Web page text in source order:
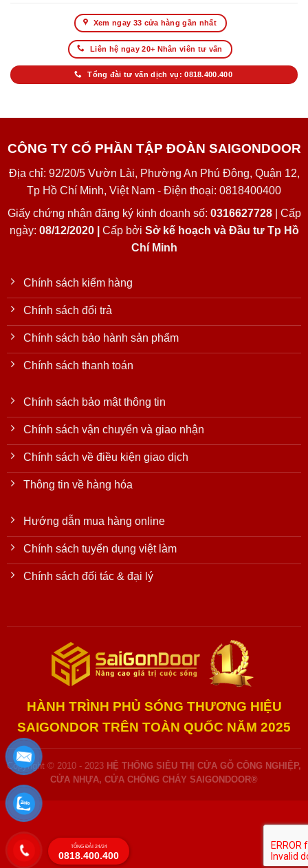
Xem ngay 33 cửa hàng gần nhất
Liên hệ ngay 20+ Nhân viên tư vấn
Tổng đài tư vấn dịch vụ: 0818.400.400
CÔNG TY CỔ PHẦN TẬP ĐOÀN SAIGONDOOR
Địa chỉ: 92/20/5 Vườn Lài, Phường An Phú Đông, Quận 12,
Tp Hồ Chí Minh, Việt Nam - Điện thoại: 0818400400
Giấy chứng nhận đăng ký kinh doanh số: 0316627728| Cấp
ngày: 08/12/2020 | Cấp bởi Sở kế hoạch và Đầu tư Tp Hồ
Chí Minh
Chính sách kiểm hàng
Chính sách đổi trả
Chính sách bảo hành sản phẩm
Chính sách thanh toán
Chính sách bảo mật thông tin
Chính sách vận chuyển và giao nhận
Chính sách về điều kiện giao dịch
Thông tin về hàng hóa
Hướng dẫn mua hàng online
Chính sách tuyển dụng việt làm
Chính sách đối tác & đại lý
HÀNH TRÌNH PHỦ SÓNG THƯƠNG HIỆU
SAIGONDOR TRÊN TOÀN QUỐC NĂM 2025
Copyright © 2010 - 2023 HỆ THỐNG SIÊU THỊ CỬA GỖ CÔNG NGHIỆP,
CỬA NHỰA, CỬA CHỐNG CHÁY SAIGONDOOR®
TỔNG ĐÀI 24/24
0818.400.400